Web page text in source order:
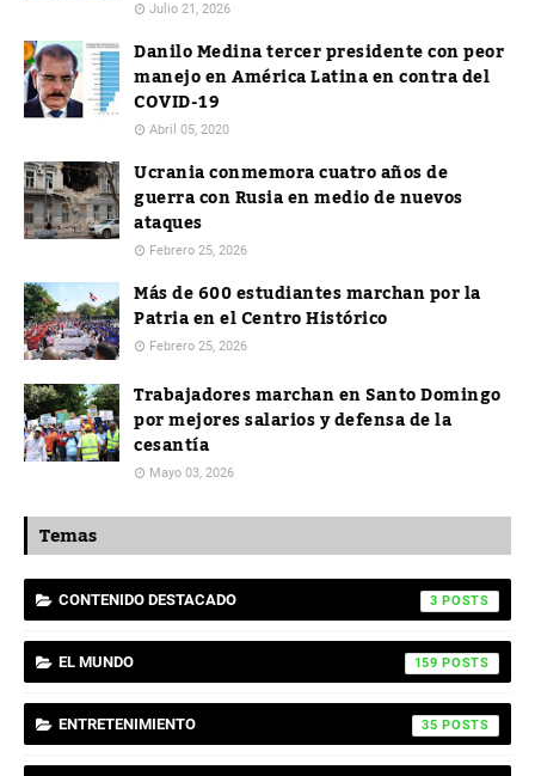
Julio 21, 2026
Danilo Medina tercer presidente con peor
manejo en América Latina en contra del
COVID-19
Abril 05, 2020
Ucrania conmemora cuatro años de
guerra con Rusia en medio de nuevos
ataques
Febrero 25, 2026
Más de 600 estudiantes marchan por la
Patria en el Centro Histórico
Febrero 25, 2026
Trabajadores marchan en Santo Domingo
por mejores salarios y defensa de la
cesantía
Mayo 03, 2026
Temas
CONTENIDO DESTACADO 3
EL MUNDO 159
ENTRETENIMIENTO 35